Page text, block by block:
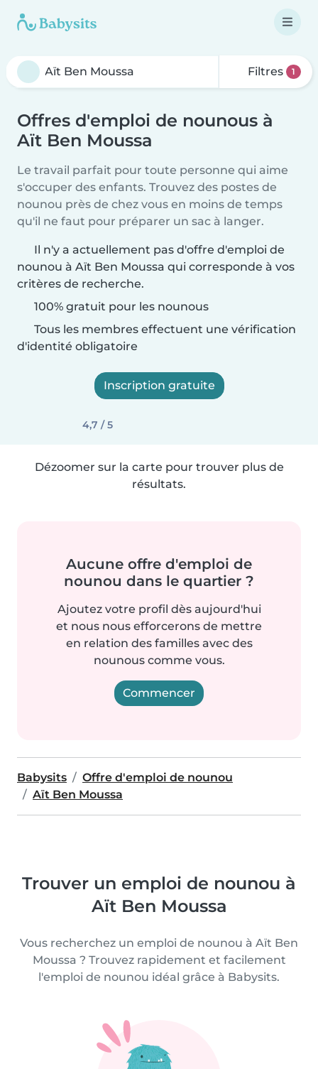
Filtres 1
Offres d'emploi de nounous à
Aït Ben Moussa
Le travail parfait pour toute personne qui aime
s'occuper des enfants. Trouvez des postes de
nounou près de chez vous en moins de temps
qu'il ne faut pour préparer un sac à langer.
Il n'y a actuellement pas d'offre d'emploi de
nounou à Aït Ben Moussa qui corresponde à vos
critères de recherche.
100% gratuit pour les nounous
Tous les membres effectuent une vérification
d'identité obligatoire
Inscription gratuite
4,7 / 5
Dézoomer sur la carte pour trouver plus de
résultats.
Aucune offre d'emploi de
nounou dans le quartier ?
Ajoutez votre profil dès aujourd'hui
et nous nous efforcerons de mettre
en relation des familles avec des
nounous comme vous.
Commencer
Babysits
Offre d'emploi de nounou
Aït Ben Moussa
Trouver un emploi de nounou à
Aït Ben Moussa
Vous recherchez un emploi de nounou à Aït Ben
Moussa ? Trouvez rapidement et facilement
l'emploi de nounou idéal grâce à Babysits.